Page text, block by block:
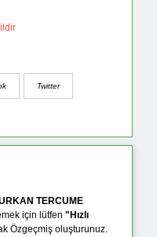
Twitter
TERCUME
için lütfen "Hızlı
Özgeçmiş oluşturunuz.